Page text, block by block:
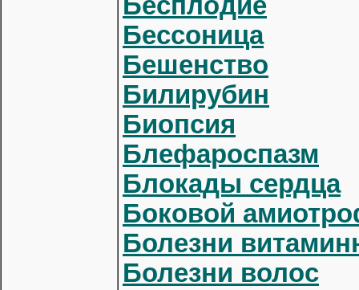
Бессоница
Бешенство
Билирубин
Биопсия
Блефароспазм
Блокады сердца
Боковой
Болезни
Болезни волос